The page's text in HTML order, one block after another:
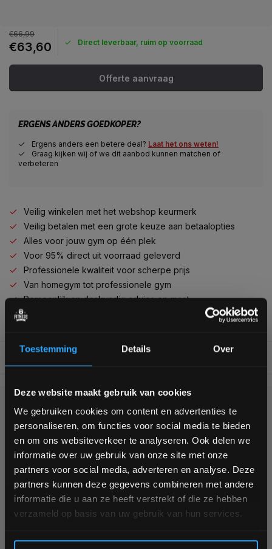
Toestemming Details Over
Deze website maakt gebruik van cookies
We gebruiken cookies om content en advertenties te
personaliseren, om functies voor social media te bieden
en om ons websiteverkeer te analyseren. Ook delen we
informatie over uw gebruik van onze site met onze
partners voor social media, adverteren en analyse. Deze
partners kunnen deze gegevens combineren met andere
informatie die u aan ze heeft verstrekt of die ze hebben
verzameld op basis van uw gebruik van hun services.
€66,99
€63,60 Direct leverbaar, ruim op voorraad
Offerte aanvraag
ERGENS ANDERS GOEDKOPER?
Ergens anders een betere deal? Laat het ons weten!
Graag kijken wij of we dit aanbod kunnen matchen of
verbeteren
Veilig winkelen met het webshop keurmerk
Veilig betalen met een grote keuze aan betaalopties
Alles voor jouw gym op één plek
Voor 95% direct uit voorraad geleverd
Professionele kwaliteit voor scherpe prijs
Van homegym tot professionele gym
Persoonlijk en deskundig advies op maat
Complete gym inrichting mogelijk
BESCHRIJVING
KUNNEN WE HELPEN?
+31 (0)24 645 1309
Bam! 5% korting op je volgende
bestelling
Schrijf je in voor onze nieuwsbrief om op de hoogte te
blijven over onze nieuwe producten, deals en meer
interessante info. Ontvang 5% korting op je eerstvolgende
aankoop! 😀
Inschrijven